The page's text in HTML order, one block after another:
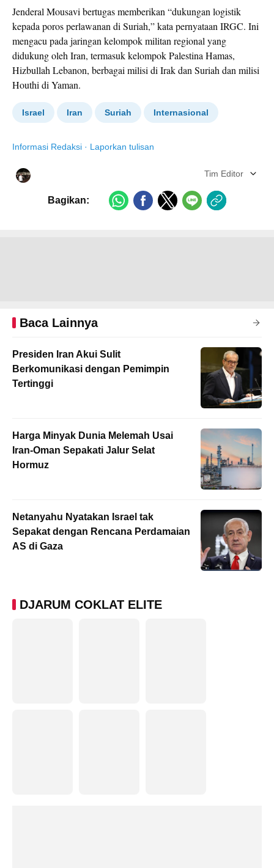
Jenderal Mousavi bertugas memberikan “dukungan logistik
kepada poros perlawanan di Suriah,” kata pernyataan IRGC. Ini
mengacu pada jaringan kelompok militan regional yang
didukung oleh Iran, termasuk kelompok Palestina Hamas,
Hizbullah Lebanon, berbagai milisi di Irak dan Suriah dan milisi
Houthi di Yaman.
Israel Iran Suriah Internasional
Informasi Redaksi · Laporkan tulisan
Tim Editor
Bagikan:
Baca Lainnya
Presiden Iran Akui Sulit
Berkomunikasi dengan Pemimpin
Tertinggi
Harga Minyak Dunia Melemah Usai
Iran-Oman Sepakati Jalur Selat
Hormuz
Netanyahu Nyatakan Israel tak
Sepakat dengan Rencana Perdamaian
AS di Gaza
DJARUM COKLAT ELITE